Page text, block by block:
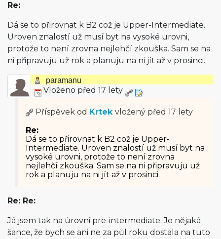
Re:
Dá se to přirovnat k B2 což je Upper-Intermediate.
Uroven znalostí už musí byt na vysoké urovni,
protože to není zrovna nejlehčí zkouška. Sam se na
ni připravuju už rok a planuju na ni jít až v prosinci.
paramanu
Vloženo před 17 lety
Příspěvek od Krtek vložený před 17 lety
Re:
Dá se to přirovnat k B2 což je Upper-
Intermediate. Uroven znalostí už musí byt na
vysoké urovni, protože to není zrovna
nejlehčí zkouška. Sam se na ni připravuju už
rok a planuju na ni jít až v prosinci.
Re: Re:
Já jsem tak na úrovni pre-intermediate. Je nějaká
šance, že bych se ani ne za půl roku dostala na tuto